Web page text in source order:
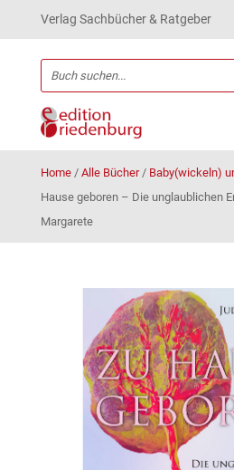
Verlag Sachbücher & Ratgeber
Home/ Alle Bücher/ Baby(wickeln)
Hause geboren – Die unglaublichen
Margarete